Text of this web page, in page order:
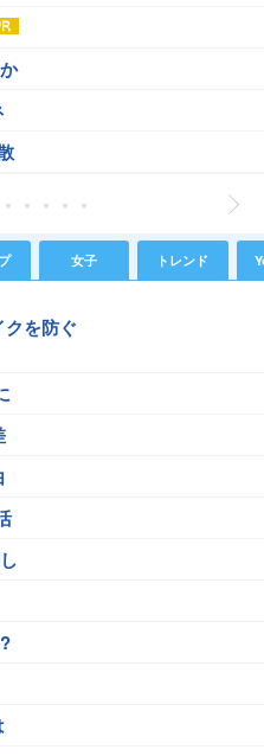
女子 トレンド
を防ぐ